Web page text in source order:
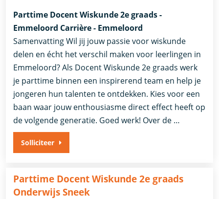
Parttime Docent Wiskunde 2e graads -
Emmeloord Carrière - Emmeloord
Samenvatting Wil jij jouw passie voor wiskunde
delen en écht het verschil maken voor leerlingen in
Emmeloord? Als Docent Wiskunde 2e graads werk
je parttime binnen een inspirerend team en help je
jongeren hun talenten te ontdekken. Kies voor een
baan waar jouw enthousiasme direct effect heeft op
de volgende generatie. Goed werk! Over de …
Solliciteer
Parttime Docent Wiskunde 2e graads
Onderwijs Sneek